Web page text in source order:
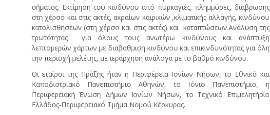
σήματος. Εκτίμηση του κινδύνου από πυρκαγιές, πλημμύρες, διάβρωσης
στη χέρσο και στις ακτές, ακραίων καιρικών ,κλιματικής αλλαγής, κινδύνου
κατολισθήσεων (στη χέρσο και στις ακτές) και καταπτώσεων.Ανάλυση της
τρωτότητας για όλους τους ανωτέρω κινδύνους και ανάπτυξη
λεπτομερών χάρτων με διαβάθμιση κινδύνου και επικινδυνότητας για όλη
την περιοχή μελέτης, με ιεράρχηση ανάλογα με το βαθμό κινδύνου.
Οι εταίροι της Πράξης ήταν η Περιφέρεια Ιονίων Νήσων, το Εθνικό και
Καποδιστριακό Πανεπιστήμιο Αθηνών, το Ιόνιο Πανεπιστήμιο, η
Περιφερειακή Ένωση Δήμων Ιονίων Νήσων, το Τεχνικό Επιμελητήριο
Ελλάδος-Περιφερειακό Τμήμα Νομού Κέρκυρας.